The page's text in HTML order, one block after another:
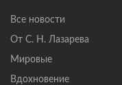
Все новости
От С. Н. Лазарева
Мировые
Вдохновение